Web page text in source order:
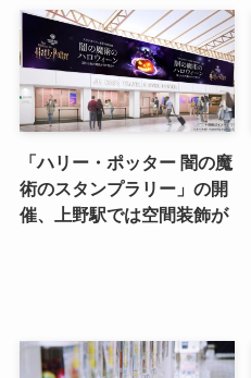
「ハリー・ポッター 闇の魔
術のスタンプラリー」の開
催、上野駅では空間装飾が